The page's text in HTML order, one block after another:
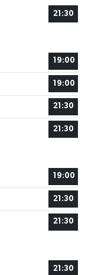
21:30
19:00
19:00
21:30
21:30
19:00
21:30
21:30
21:30